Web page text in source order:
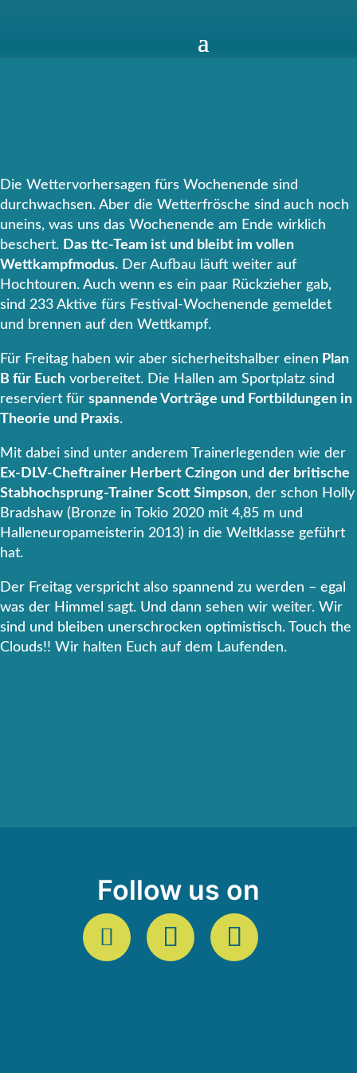
Die Wettervorhersagen fürs Wochenende sind
durchwachsen. Aber die Wetterfrösche sind auch noch
uneins, was uns das Wochenende am Ende wirklich
beschert. Das ttc-Team ist und bleibt im vollen
Wettkampfmodus. Der Aufbau läuft weiter auf
Hochtouren. Auch wenn es ein paar Rückzieher gab,
sind 233 Aktive fürs Festival-Wochenende gemeldet
und brennen auf den Wettkampf.
Für Freitag haben wir aber sicherheitshalber einen Plan
B für Euch vorbereitet. Die Hallen am Sportplatz sind
reserviert für spannende Vorträge und Fortbildungen in
Theorie und Praxis.
Mit dabei sind unter anderem Trainerlegenden wie der
Ex-DLV-Cheftrainer Herbert Czingon und der britische
Stabhochsprung-Trainer Scott Simpson, der schon Holly
Bradshaw (Bronze in Tokio 2020 mit 4,85 m und
Halleneuropameisterin 2013) in die Weltklasse geführt
hat.
Der Freitag verspricht also spannend zu werden – egal
was der Himmel sagt. Und dann sehen wir weiter. Wir
sind und bleiben unerschrocken optimistisch. Touch the
Clouds!! Wir halten Euch auf dem Laufenden.
Follow us on